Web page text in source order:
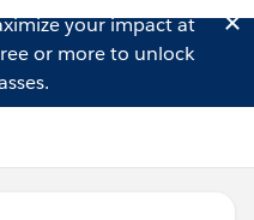
your impact at
or more to unlock